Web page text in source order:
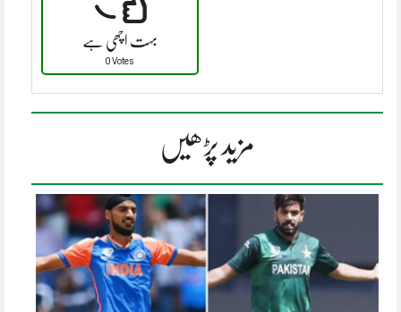
بہت اچھی ہے
0 Votes
مزید پڑھیں